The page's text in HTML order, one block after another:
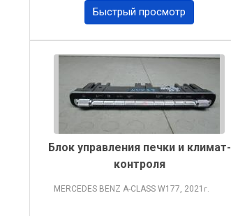
Быстрый просмотр
Блок управления печки и климат-
контроля
MERCEDES BENZ A-CLASS W177, 2021 г.